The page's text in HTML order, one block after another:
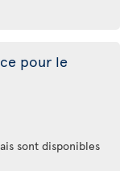
pour le
sont disponibles